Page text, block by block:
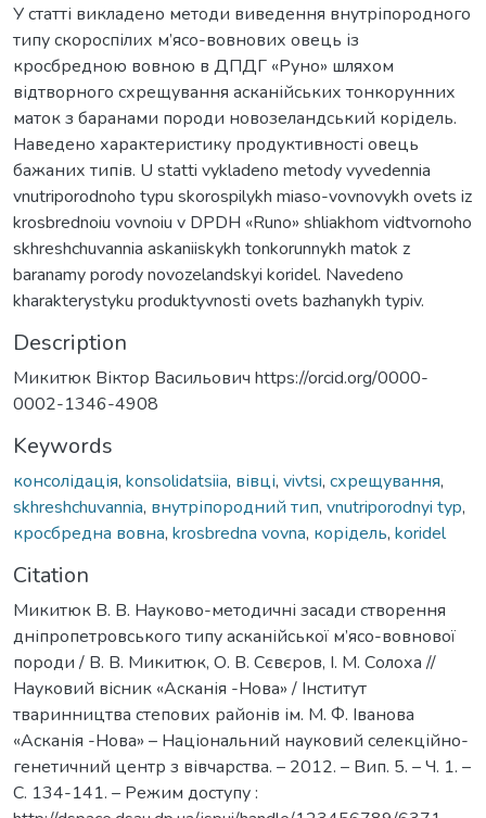
У статті викладено методи виведення внутріпородного
типу скороспілих м’ясо-вовнових овець із
кросбредною вовною в ДПДГ «Руно» шляхом
відтворного схрещування асканійських тонкорунних
маток з баранами породи новозеландський корідель.
Наведено характеристику продуктивності овець
бажаних типів. U statti vykladeno metody vyvedennia
vnutriporodnoho typu skorospilykh miaso-vovnovykh ovets iz
krosbrednoiu vovnoiu v DPDH «Runo» shliakhom vidtvornoho
skhreshchuvannia askaniiskykh tonkorunnykh matok z
baranamy porody novozelandskyi koridel. Navedeno
kharakterystyku produktyvnosti ovets bazhanykh typiv.
Description
Микитюк Віктор Васильович https://orcid.org/0000-
0002-1346-4908
Keywords
консолідація, konsolidatsiia, вівці, vivtsi, схрещування,
skhreshchuvannia, внутріпородний тип, vnutriporodnyi typ,
кросбредна вовна, krosbredna vovna, корідель, koridel
Citation
Микитюк В. В. Науково-методичні засади створення
дніпропетровського типу асканійської м’ясо-вовнової
породи / В. В. Микитюк, О. В. Сєвєров, І. М. Солоха //
Науковий вісник «Асканія -Нова» / Інститут
тваринництва степових районів ім. М. Ф. Іванова
«Асканія -Нова» – Національний науковий селекційно-
генетичний центр з вівчарства. – 2012. – Вип. 5. – Ч. 1. –
С. 134-141. – Режим доступу :